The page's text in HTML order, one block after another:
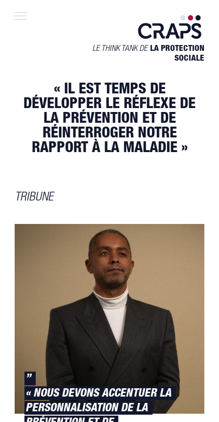
LE THINK TANK DE LA PROTECTION
SOCIALE
« IL EST TEMPS DE
DÉVELOPPER LE RÉFLEXE DE
LA PRÉVENTION ET DE
RÉINTERROGER NOTRE
RAPPORT À LA MALADIE »
TRIBUNE
”
« NOUS DEVONS ACCENTUER LA
PERSONNALISATION DE LA